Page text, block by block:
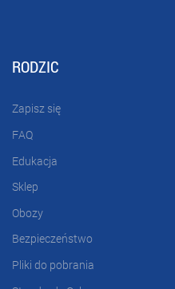
RODZIC
Zapisz się
FAQ
Edukacja
Sklep
Obozy
Bezpieczeństwo
Pliki do pobrania